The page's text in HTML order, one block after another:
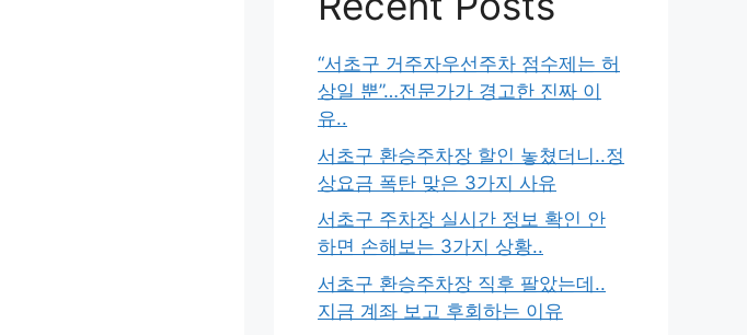
“서초구 거주자우선주차 점수제는 허
상일 뿐”…전문가가 경고한 진짜 이
유..
서초구 환승주차장 할인 놓쳤더니..정
상요금 폭탄 맞은 3가지 사유
서초구 주차장 실시간 정보 확인 안
하면 손해보는 3가지 상황..
서초구 환승주차장 직후 팔았는데..
지금 계좌 보고 후회하는 이유